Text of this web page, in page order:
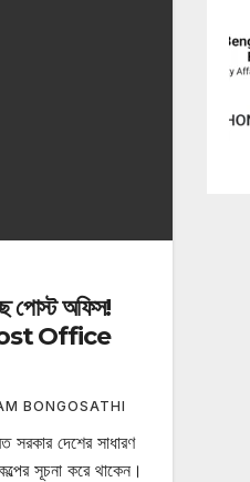
পোস্ট অফিস!
Post Office
BONGOSATHI
দেশের সাধারণ
সূচনা করে থাকেন।